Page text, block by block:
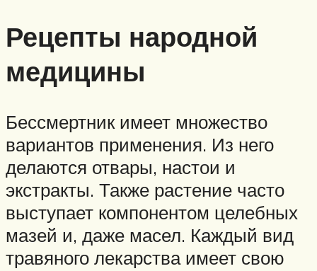
Рецепты народной
медицины
Бессмертник имеет множество
вариантов применения. Из него
делаются отвары, настои и
экстракты. Также растение часто
выступает компонентом целебных
мазей и, даже масел. Каждый вид
травяного лекарства имеет свою